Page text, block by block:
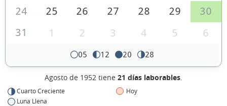
24
25 26 27 28 29
30
31
1 2 3 4 5 6
05 12 20 28
Agosto de 1952 tiene 21 días laborables.
Cuarto Creciente
Luna Llena
Hoy